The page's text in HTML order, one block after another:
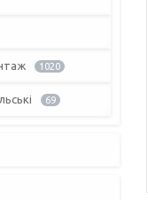
1020
69